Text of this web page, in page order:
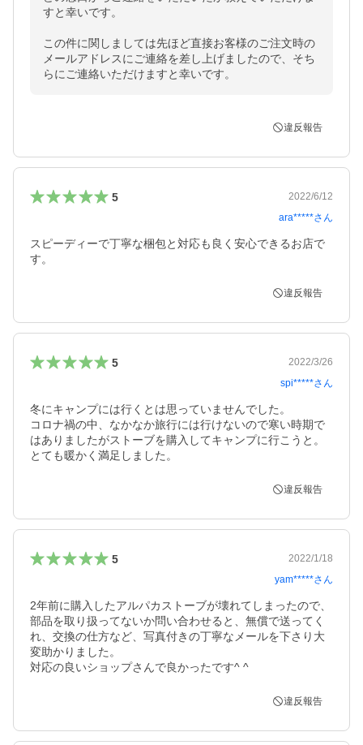
すと幸いです。
この件に関しましては先ほど直接お客様のご注文時の
メールアドレスにご連絡を差し上げましたので、そち
らにご連絡いただけますと幸いです。
違反報告
5
2022/6/12
ara*****さん
スピーディーで丁寧な梱包と対応も良く安心できるお店で
す。
違反報告
5
2022/3/26
spi*****さん
冬にキャンプには行くとは思っていませんでした。
コロナ禍の中、なかなか旅行には行けないので寒い時期で
はありましたがストーブを購入してキャンプに行こうと。
とても暖かく満足しました。
違反報告
5
2022/1/18
yam*****さん
2年前に購入したアルパカストーブが壊れてしまったので、
部品を取り扱ってないか問い合わせると、無償で送ってく
れ、交換の仕方など、写真付きの丁寧なメールを下さり大
変助かりました。
対応の良いショップさんで良かったです^ ^
違反報告